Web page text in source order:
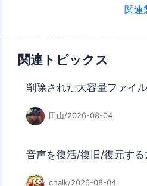
関連
関連トピックス
削除された大容量ファイ
田山/2026-08-04
音声を復活/復旧/復元する
chalk/2026-08-04